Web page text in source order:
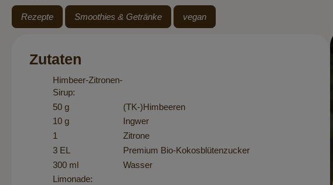
Rezepte Smoothies & Getränke vegan
Zutaten
Himbeer-Zitronen-
Sirup:
50 g
(TK-)Himbeeren
10 g
Ingwer
1
Zitrone
3 EL
Premium Bio-Kokosblütenzucker
300 ml
Wasser
Limonade: